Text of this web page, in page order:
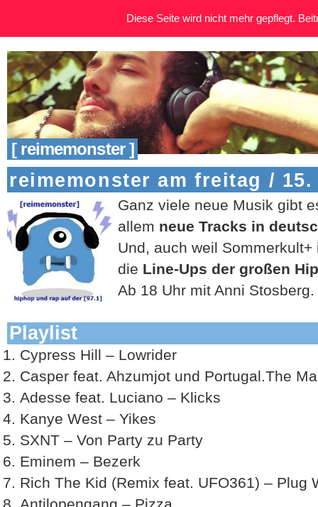
[ reimemonster ]
reimemonster am freitag /
Ganz viele neue Musik gibt
allem neue Tracks in
Und, auch weil
die Line-Ups der großen
Ab 18 Uhr mit Anni Stosberg.
Playlist
Cypress Hill – Lowrider
Casper feat. Ahzumjot und Portugal.The
Adesse feat. Luciano – Klicks
Kanye West – Yikes
SXNT – Von Party zu Party
Eminem – Bezerk
Rich The Kid (Remix feat. UFO361) – Plug
Antilopengang – Pizza
Diese Seite wird nicht mehr gepflegt.